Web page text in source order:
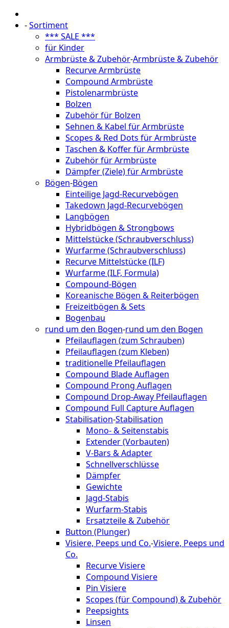
-Sortiment
*** SALE ***
für Kinder
Armbrüste & Zubehör-Armbrüste & Zubehör
Recurve Armbrüste
Compound Armbrüste
Pistolenarmbrüste
Bolzen
Zubehör für Bolzen
Sehnen & Kabel für Armbrüste
Scopes & Red Dots für Armbrüste
Taschen & Koffer für Armbrüste
Zubehör für Armbrüste
Dämpfer (Ziele) für Armbrüste
Bögen-Bögen
Einteilige Jagd-Recurvebögen
Takedown Jagd-Recurvebögen
Langbögen
Hybridbögen & Strongbows
Mittelstücke (Schraubverschluss)
Wurfarme (Schraubverschluss)
Recurve Mittelstücke (ILF)
Wurfarme (ILF, Formula)
Compound-Bögen
Koreanische Bögen & Reiterbögen
Freizeitbögen & Sets
Bogenbau
rund um den Bogen-rund um den Bogen
Pfeilauflagen (zum Schrauben)
Pfeilauflagen (zum Kleben)
traditionelle Pfeilauflagen
Compound Blade Auflagen
Compound Prong Auflagen
Compound Drop-Away Pfeilauflagen
Compound Full Capture Auflagen
Stabilisation-Stabilisation
Mono- & Seitenstabis
Extender (Vorbauten)
V-Bars & Adapter
Schnellverschlüsse
Dämpfer
Gewichte
Jagd-Stabis
Wurfarm-Stabis
Ersatzteile & Zubehör
Button (Plunger)
Visiere, Peeps und Co.-Visiere, Peeps und
Co.
Recurve Visiere
Compound Visiere
Pin Visiere
Scopes (für Compound) & Zubehör
Peepsights
Linsen